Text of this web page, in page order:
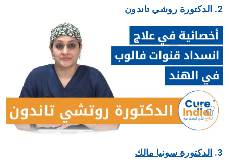
2. الدكتورة روشي تاندون
3. الدكتورة سونيا مالك